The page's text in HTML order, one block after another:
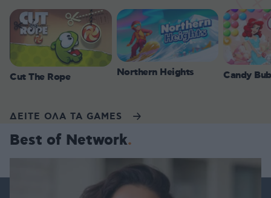
Cut The Rope Northern Heights Candy
ΔΕΙΤΕ ΟΛΑ ΤΑ GAMES
Best of Network